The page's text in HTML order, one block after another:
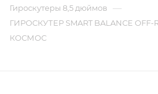
Гироскутеры 8,5 дюймов —
ГИРОСКУТЕР SMART BALANCE
КОСМОС